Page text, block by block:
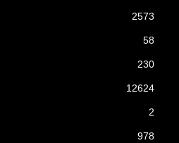
2573
58
230
12624
2
978